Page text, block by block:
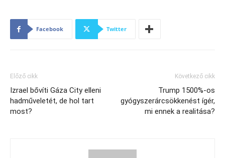
Facebook Twitter
Előző cikk
Izrael bővíti Gáza City elleni
hadműveletét, de hol tart
most?
Következő cikk
Trump 1500%-os
gyógyszerárcsökkenést ígér,
mi ennek a realitása?